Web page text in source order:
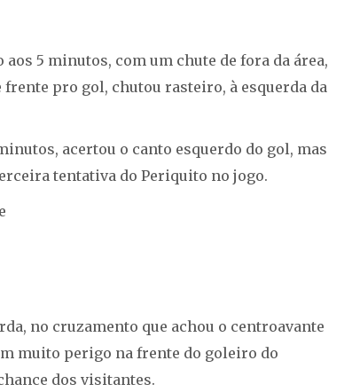
5 minutos, com um chute de fora da área,
pro gol, chutou rasteiro, à esquerda da
acertou o canto esquerdo do gol, mas
tentativa do Periquito no jogo.
no cruzamento que achou o centroavante
muito perigo na frente do goleiro do
dos visitantes.